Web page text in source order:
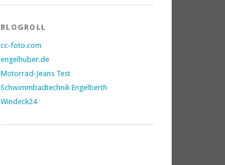
BLOGROLL
cc-foto.com
engelhuber.de
Motorrad-Jeans Test
Schwimmbadtechnik Engelberth
Windeck24